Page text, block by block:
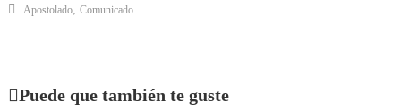
Apostolado, Comunicado
Puede que también te guste